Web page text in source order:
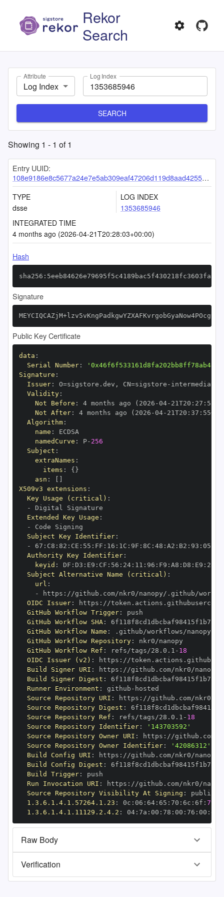
Rekor
Search
Attribute
Log Index
Log Index
SEARCH
Showing 1 - 1 of1
Entry UUID:
108e9186e8c5677a24e7e5ab309eaf47206d119d8aad4255070685f609f29a5d8e7cf5ab0e13f836
TYPE
dsse
LOG INDEX
1353685946
INTEGRATED TIME
4 months ago (2026-04-21T20:28:03+00:00)
Hash
Signature
Public Key Certificate
data :
Serial Number:
Signature :
Issuer: O=sigstore.dev , CN=sigstore -
Validity:
Not Before : 4 months ago (2026 -04- 21T20 : 27 :
Not After: 4 months ago (2026 -04- 21T20 : 37 : 55+00
Algorithm:
name :
namedCurve : P- 256
Subject :
extraNames :
items : { }
asn :
X509v3 extensions :
Key Usage (critical) :
-
Extended Key Usage :
-
Subject Key Identifier:
-
67 : C8 : 82 : CE : 55 : FF : 16 : 1C : 9F : 8C : 48 : A2 : B2 : 93 : 05
Authority Key Identifier:
keyid : DF : D3 : E9 : CF : 56 : 24: 11 : 96 : F9 : A8 : D8 : E9 : 28
Subject Alternative Name (critical) :
url :
-
https : //github.com/nkr0/nanopy/.github/
OIDC Issuer: https :
GitHub Workflow Trigger:
GitHub Workflow SHA:
GitHub Workflow Name :
GitHub Workflow Repository:
GitHub Workflow Ref : refs/tags/28.0.1 - 18
OIDC Issuer (v2) : https :
Build Signer URI : https : //github.com/nkr0/
Build Signer Digest :
Runner Environment : github -
Source Repository URI : https :
Source Repository Digest :
Source Repository Ref : refs/tags/28.0.1 - 18
Source Repository Identifier:
'143703592'
Source Repository Owner URI : https :
Source Repository Owner Identifier:
'42086312'
Build Config URI : https : //github.com/nkr0/
Build Config Digest :
Build Trigger:
Run Invocation URI : https :
Source Repository Visibility At Signing :
1.3.6.1.4.1.57264.1.23 : 0c : 06 : 64: 65 : 70 : 6c : 6f : 79
1.3.6.1.4.1.11129.2.4.2 : 04: 7a : 00 : 78 : 00 : 76 : 00 : dd
Raw Body
Verification